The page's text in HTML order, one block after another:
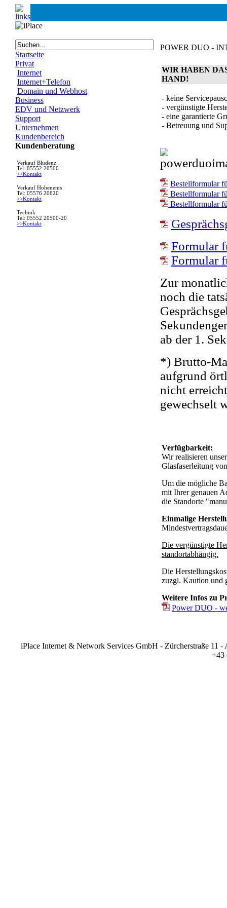
Startseite
Privat
Internet
Internet+Telefon
Domain und Webhost
Business
EDV und Netzwerk
Support
Unternehmen
Kundenbereich
Kundenberatung
Verkauf Bludenz
Tel: 05552 20500
>>Kontakt
Verkauf Hohenems
Tel: 05576 20620
>>Kontakt
Technik
Tel: 05552 20500-20
>>Kontakt
POWER DUO -
WIR HABEN
HAND!
- keine
- vergünstigte
- eine garantierte
- Betreuung und
Bestellformular
Bestellformular
Bestellformular
Formular
Formular
Zur
noch die
ab der 1.
*) Brutto-
aufgrund
nicht
gewechselt
Verfügbarkeit:
Wir realisieren
Glasfaserleitung
Um die mögliche
mit Ihrer genauen
die Standorte
Einmalige
Die vergünstigte
standortabhängig.
Die
zuzgl. Kaution und
Weitere Infos zu
Power DUO -
iPlace Internet & Network Services GmbH - Zürcherstraße 11
+43